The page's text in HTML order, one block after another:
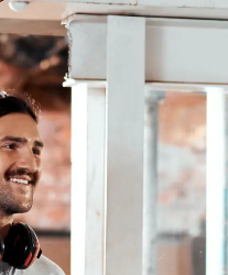
Lønnsoppgjøret 2026
Bedrifter med tariffavtale
Tariffnyheter
Dine rettigheter
Streik og konflikt